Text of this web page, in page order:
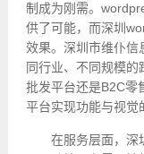
制成为刚需。
供了可能，而深圳
效果。深圳市维仆信
同行业、不同规模
批发平台还是B2C零
平台实现功能与视觉
在服务层面，深